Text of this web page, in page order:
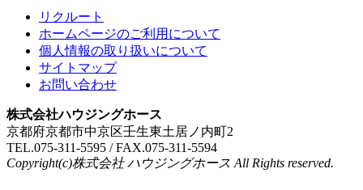
リクルート
ホームページのご利用について
個人情報の取り扱いについて
サイトマップ
お問い合わせ
株式会社ハウジングホース
京都府京都市中京区壬生東土居ノ内町2
TEL.075-311-5595 / FAX.075-311-5594
Copyright(c)株式会社 ハウジングホース All Rights reserved.